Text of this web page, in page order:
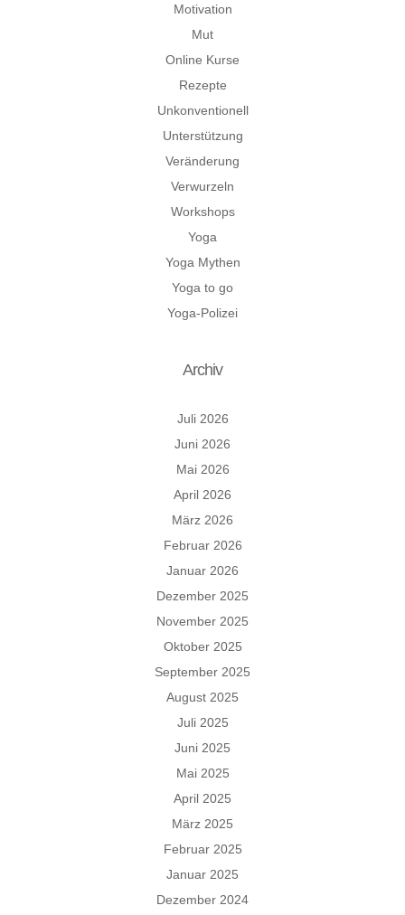
Motivation
Mut
Online Kurse
Rezepte
Unkonventionell
Unterstützung
Veränderung
Verwurzeln
Workshops
Yoga
Yoga Mythen
Yoga to go
Yoga-Polizei
Archiv
Juli 2026
Juni 2026
Mai 2026
April 2026
März 2026
Februar 2026
Januar 2026
Dezember 2025
November 2025
Oktober 2025
September 2025
August 2025
Juli 2025
Juni 2025
Mai 2025
April 2025
März 2025
Februar 2025
Januar 2025
Dezember 2024